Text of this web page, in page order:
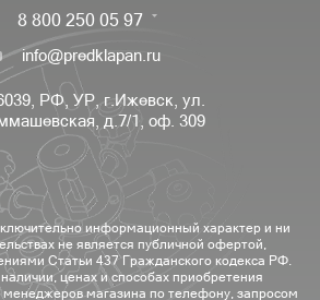
8 800 250 05 97
info@predklapan.ru
РФ, УР, г.Ижевск, ул.
д.7/1, оф. 309
информационный характер и ни
не является публичной офертой,
Статьи 437 Гражданского кодекса РФ.
ценах и способах приобретения
менеджеров магазина по телефону, запросом